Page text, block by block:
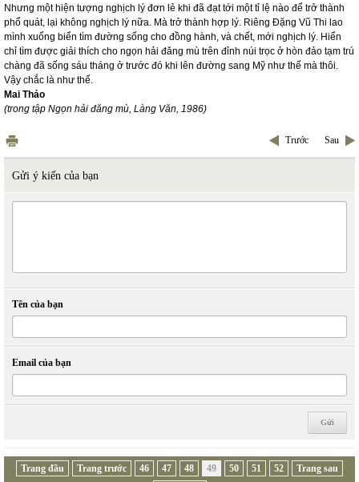
Nhưng một hiện tượng nghịch lý đơn lẻ khi đã đạt tới một tỉ lệ nào để trở thành
phổ quát, lại không nghịch lý nữa. Mà trở thành hợp lý. Riêng Đặng Vũ Thi lao
mình xuống biển tìm đường sống cho đồng hành, và chết, mới nghịch lý. Hiển
chỉ tìm được giải thích cho ngọn hải đăng mù trên đỉnh núi trọc ở hòn đảo tạm trú
chàng đã sống sáu tháng ở trước đó khi lên đường sang Mỹ như thế mà thôi.
Vậy chắc là như thế.
Mai Thảo
(trong tập Ngọn hải đăng mù, Làng Văn, 1986)
Trước Sau
Gửi ý kiến của bạn
Tên của bạn
Email của bạn
Trang đầu Trang trước 46 47 48 49 50 51 52
Trang sau